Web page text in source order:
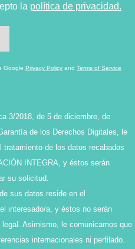
la política de privacidad.
Google Privacy Policy and Terms of Service
3/2018, de 5 de diciembre, de
de los Derechos Digitales, le
tratamiento de los datos recabados
INTEGRA, y éstos serán
su solicitud.
sus datos reside en el
interesado/a, y éstos no serán
Asimismo, le comunicamos que
internacionales ni perfilado.